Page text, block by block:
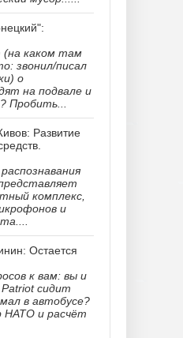
(на каком там
звонил/писал
о
на подвале и
Пробить...
Развитие
комплекс,
и
Остается
к вам: вы и
сидит
в автобусе?
НАТО и расчёт